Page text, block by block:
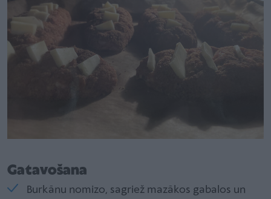
Gatavošana
Burkānu nomizo, sagriež mazākos gabalos un